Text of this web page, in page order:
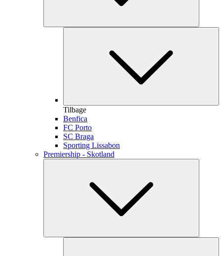
Tilbage
Benfica
FC Porto
SC Braga
Sporting Lissabon
Premiership - Skotland